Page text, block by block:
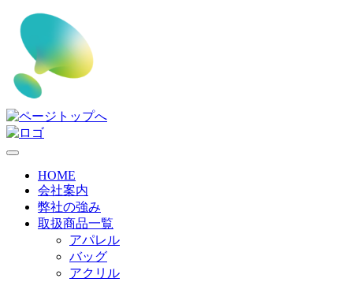
HOME
会社案内
弊社の強み
取扱商品一覧
アパレル
バッグ
アクリル